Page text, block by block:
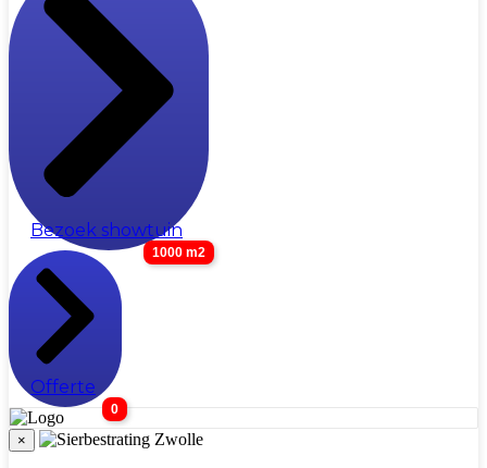
Bezoek showtuin
1000 m2
Offerte
0
×